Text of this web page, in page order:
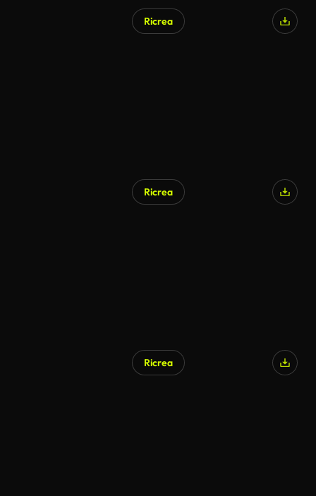
Ricrea
Ricrea
Ricrea